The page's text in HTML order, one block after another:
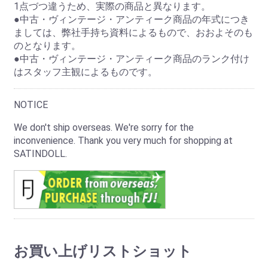
1点づつ違うため、実際の商品と異なります。
●中古・ヴィンテージ・アンティーク商品の年式につき
ましては、弊社手持ち資料によるもので、おおよそのも
のとなります。
●中古・ヴィンテージ・アンティーク商品のランク付け
はスタッフ主観によるものです。
NOTICE
We don't ship overseas. We're sorry for the
inconvenience. Thank you very much for shopping at
SATINDOLL.
お買い上げリストショット